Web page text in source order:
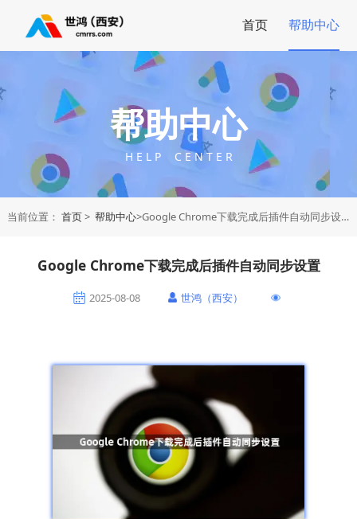
首页 帮助中心
帮助中心
H E L P C E N T E R
当前位置： 首页> 帮助中心>Google Chrome下载完成后插件自动同步设置
Google Chrome下载完成后插件自动同步设置
2025-08-08 世鸿（西安）